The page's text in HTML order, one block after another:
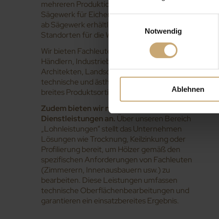
Einwilligungsauswahl
Notwendig
Ablehnen
mehreren Produktionsstandorten, einem
Sägewerk für Eichen- und Laubhölzer für direkt
ab Sägewerk erhältliche Holzprodukte sowie
Standorten für die Weiterverarbeitung.
Wir bieten Fachleuten im Bereich Ausbau – wie
Händlern, Industriebetrieben, Handwerkern,
Architekten, Landschaftsplanern usw. –
technische und ästhetische Lösungen durch ein
breites Produktsortiment.
Zudem bieten wir maßgeschneiderte
Dienstleistungen an. Über unseren Bereich
„Lohnleistungen“ stellt das Unternehmen
Lösungen wie Trocknung, Keilzinkung oder
Profilierung bereit, um Hölzer gemäß den
spezifischen Anforderungen von Fachleuten
(Zimmerern, Innenausbauern usw.) zu
bearbeiten. Diese Leistungen umfassen
technische Oberflächenbearbeitungen und
garantieren ein einsatzbereites Ergebnis.